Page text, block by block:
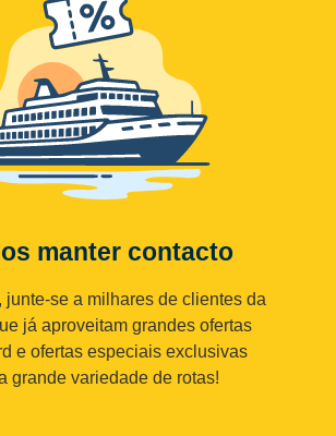
manter contacto
junte-se a milhares de clientes da
já aproveitam grandes ofertas
e ofertas especiais exclusivas
grande variedade de rotas!